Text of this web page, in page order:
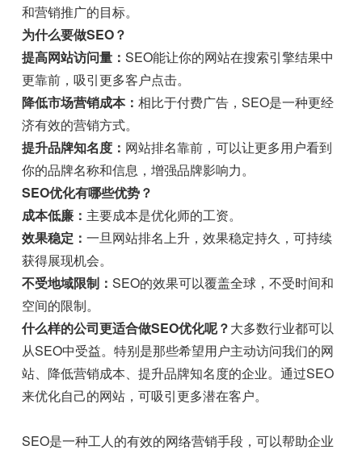
和营销推广的目标。
为什么要做SEO？
提高网站访问量：SEO能让你的网站在搜索引擎结果中
更靠前，吸引更多客户点击。
降低市场营销成本：相比于付费广告，SEO是一种更经
济有效的营销方式。
提升品牌知名度： 网站排名靠前，可以让更多用户看到
你的品牌名称和信息，增强品牌影响力。
SEO优化有哪些优势？
成本低廉： 主要成本是优化师的工资。
效果稳定：一旦网站排名上升，效果稳定持久，可持续
获得展现机会。
不受地域限制：SEO的效果可以覆盖全球，不受时间和
空间的限制。
什么样的公司更适合做SEO优化呢？大多数行业都可以
从SEO中受益。特别是那些希望用户主动访问我们的网
站、降低营销成本、提升品牌知名度的企业。通过SEO
来优化自己的网站，可吸引更多潜在客户。
SEO是一种工人的有效的网络营销手段，可以帮助企业